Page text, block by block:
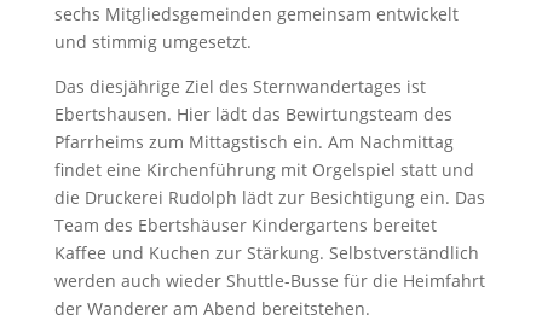
sechs Mitgliedsgemeinden gemeinsam entwickelt
und stimmig umgesetzt.
Das diesjährige Ziel des Sternwandertages ist
Ebertshausen. Hier lädt das Bewirtungsteam des
Pfarrheims zum Mittagstisch ein. Am Nachmittag
findet eine Kirchenführung mit Orgelspiel statt und
die Druckerei Rudolph lädt zur Besichtigung ein. Das
Team des Ebertshäuser Kindergartens bereitet
Kaffee und Kuchen zur Stärkung. Selbstverständlich
werden auch wieder Shuttle-Busse für die Heimfahrt
der Wanderer am Abend bereitstehen.